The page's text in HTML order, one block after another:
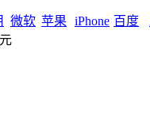
微软 苹果 iPhone 百度